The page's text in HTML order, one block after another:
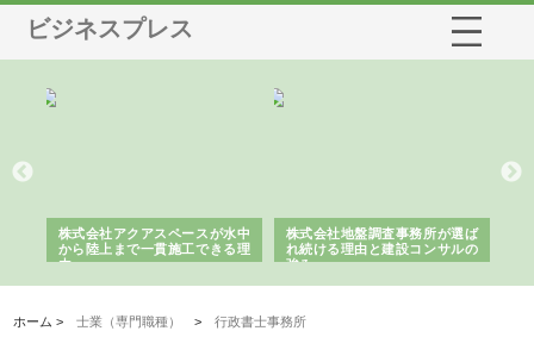
ビジネスプレス
株式会社アクアスペースが水中
から陸上まで一貫施工できる理
由
株式会社地盤調査事務所が選ば
れ続ける理由と建設コンサルの
強み
ホーム >士業（専門職種） >行政書士事務所